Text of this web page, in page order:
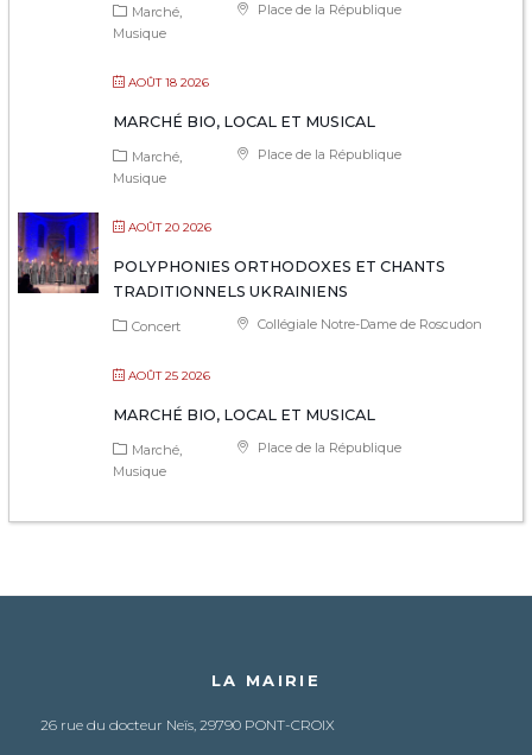
Place de la République
Marché
Musique
AOÛT 18 2026
MARCHÉ BIO, LOCAL ET MUSICAL
Place de la République
Marché
Musique
AOÛT 20 2026
POLYPHONIES ORTHODOXES ET CHANTS
TRADITIONNELS UKRAINIENS
Collégiale Notre-Dame de Roscudon
Concert
AOÛT 25 2026
MARCHÉ BIO, LOCAL ET MUSICAL
Place de la République
Marché
Musique
LA MAIRIE
26 rue du docteur Neïs, 29790 PONT-CROIX